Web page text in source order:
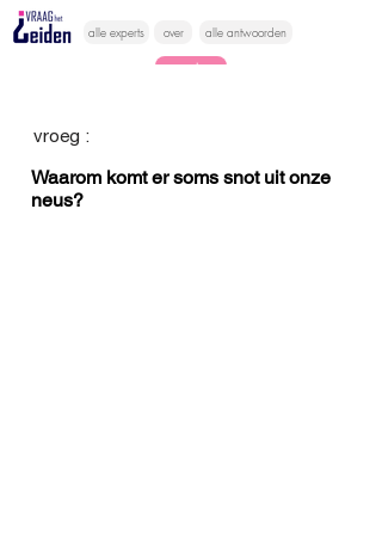
alle experts over alle antwoorden
vragen lessen
vroeg :
Waarom komt er soms snot uit onze
neus?